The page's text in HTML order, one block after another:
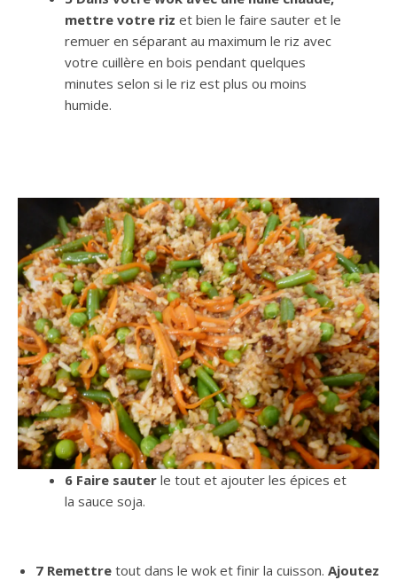
mettre votre riz et bien le faire sauter et le
remuer en séparant au maximum le riz avec
votre cuillère en bois pendant quelques
minutes selon si le riz est plus ou moins
humide.
6 Faire sauterle tout et ajouter les épices et
la sauce soja.
7 Remettre tout dans le wok et finir la cuisson. Ajoutez